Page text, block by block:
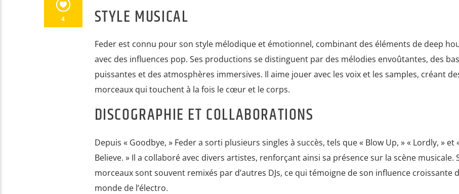
4 STYLE MUSICAL
Feder est connu pour son style mélodique et émotionnel, combinant des éléments de deep
avec des influences pop. Ses productions se distinguent par des mélodies envoûtantes, des
puissantes et des atmosphères immersives. Il aime jouer avec les voix et les samples, créant
morceaux qui touchent à la fois le cœur et le corps.
DISCOGRAPHIE ET COLLABORATIONS
Depuis « Goodbye, » Feder a sorti plusieurs singles à succès, tels que « Blow Up, » « Lordly, » et
Believe. » Il a collaboré avec divers artistes, renforçant ainsi sa présence sur la scène musicale.
morceaux sont souvent remixés par d’autres DJs, ce qui témoigne de son influence croissante
monde de l’électro.